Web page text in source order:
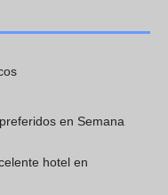
en Semana
hotel en